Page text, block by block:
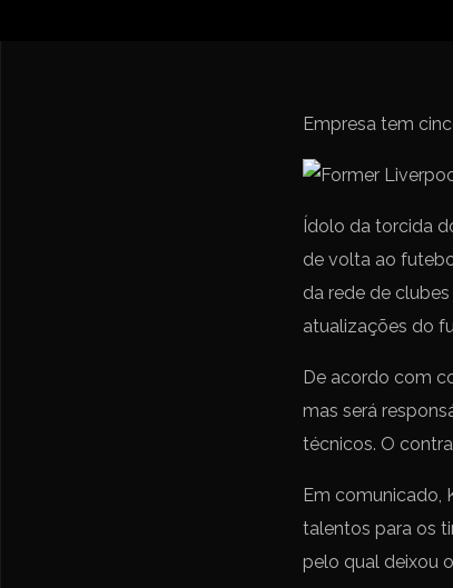
Empresa tem
Ídolo da torcida
de volta ao
da rede de
atualizações do
De acordo com
mas será
técnicos. O
Em comunicado,
talentos para os
pelo qual deixou